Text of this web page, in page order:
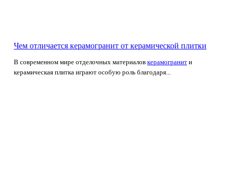
Чем отличается керамогранит от керамической плитки
В современном мире отделочных материалов керамогранит и
керамическая плитка играют особую роль благодаря...